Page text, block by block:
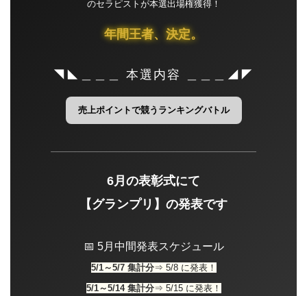
のセラピストが本選出場権獲得！
年間王者、決定。
◥◣＿＿＿ 本選内容 ＿＿＿◢◤
売上ポイントで競うランキングバトル
6月の表彰式にて
【グランプリ】の発表です
📅 5月中間発表スケジュール
5/1～5/7 集計分⇒ 5/8 に発表！
5/1～5/14 集計分⇒ 5/15 に発表！